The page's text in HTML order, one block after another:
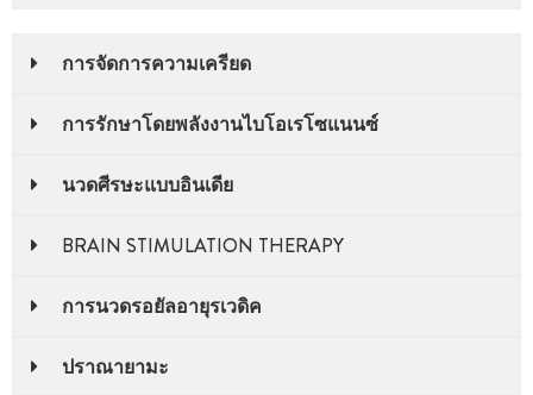
การจัดการความเครียด
การรักษาโดยพลังงานไบโอเรโซแนนซ์
นวดศีรษะแบบอินเดีย
BRAIN STIMULATION THERAPY
การนวดรอยัลอายุรเวดิค
ปราณายามะ